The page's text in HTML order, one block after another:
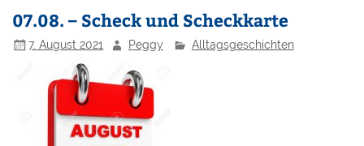
07.08. – Scheck und Scheckkarte
7. August 2021 Peggy Alltagsgeschichten